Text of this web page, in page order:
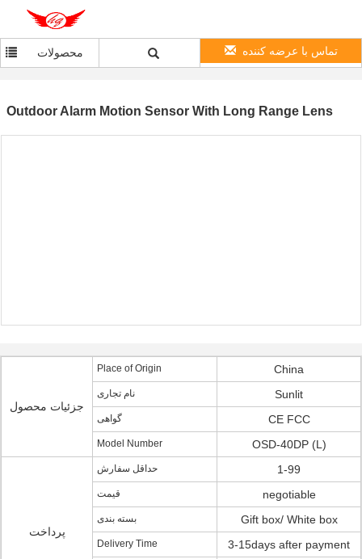
محصولات تماس با عرضه کننده
Outdoor Alarm Motion Sensor With Long Range Lens
جزئیات محصول
Place of Origin China
نام تجاری Sunlit
گواهی CE FCC
Model Number OSD-40DP (L)
پرداخت
حداقل سفارش 1-99
قیمت negotiable
بسته بندی Gift box/ White box
Delivery Time 3-15days after payment